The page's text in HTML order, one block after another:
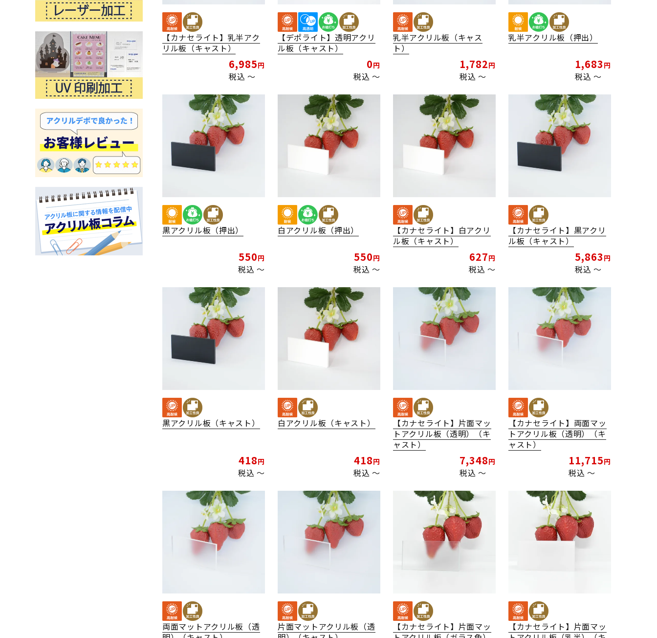
【カナセライト】乳半アク
リル板（キャスト）
6,985
税込 〜
【デポライト】透明アクリ
ル板（キャスト）
0
税込 〜
乳半アクリル板（キャス
ト）
1,782
税込 〜
乳半アクリル板（押出）
1,683
税込 〜
黒アクリル板（押出）
550
税込 〜
白アクリル板（押出）
550
税込 〜
【カナセライト】白アクリ
ル板（キャスト）
627
税込 〜
【カナセライト】黒アクリ
ル板（キャスト）
5,863
税込 〜
黒アクリル板（キャスト）
418
税込 〜
白アクリル板（キャスト）
418
税込 〜
【カナセライト】片面マッ
トアクリル板（透明）（キ
ャスト）
7,348
税込 〜
【カナセライト】両面マッ
トアクリル板（透明）（キ
ャスト）
11,715
税込 〜
両面マットアクリル板（透
片面マットアクリル板（透
【カナセライト】片面マッ
【カナセライト】片面マッ